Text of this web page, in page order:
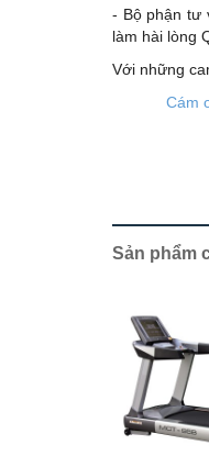
- Bộ phận tư
làm hài lòng
Với những
Cám
Sản phẩm